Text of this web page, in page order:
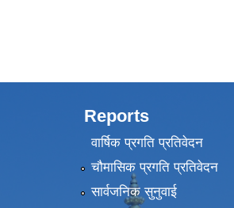
Reports
वार्षिक प्रगति प्रतिवेदन
चौमासिक प्रगति प्रतिवेदन
सार्वजनिक सुनुवाई